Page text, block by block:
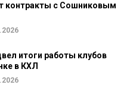
контракты с Сошниковым
итоги работы клубов
в КХЛ